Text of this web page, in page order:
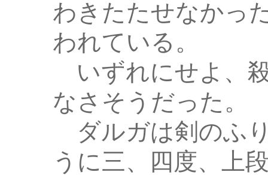
わきたたせなかっ
われている。
いずれにせよ、
なさそうだった。
ダルガは剣のふ
うに三、四度、上